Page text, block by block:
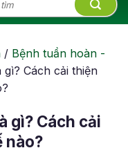
/ Bệnh tuần hoàn -
Cách cải thiện
gì? Cách cải
nào?